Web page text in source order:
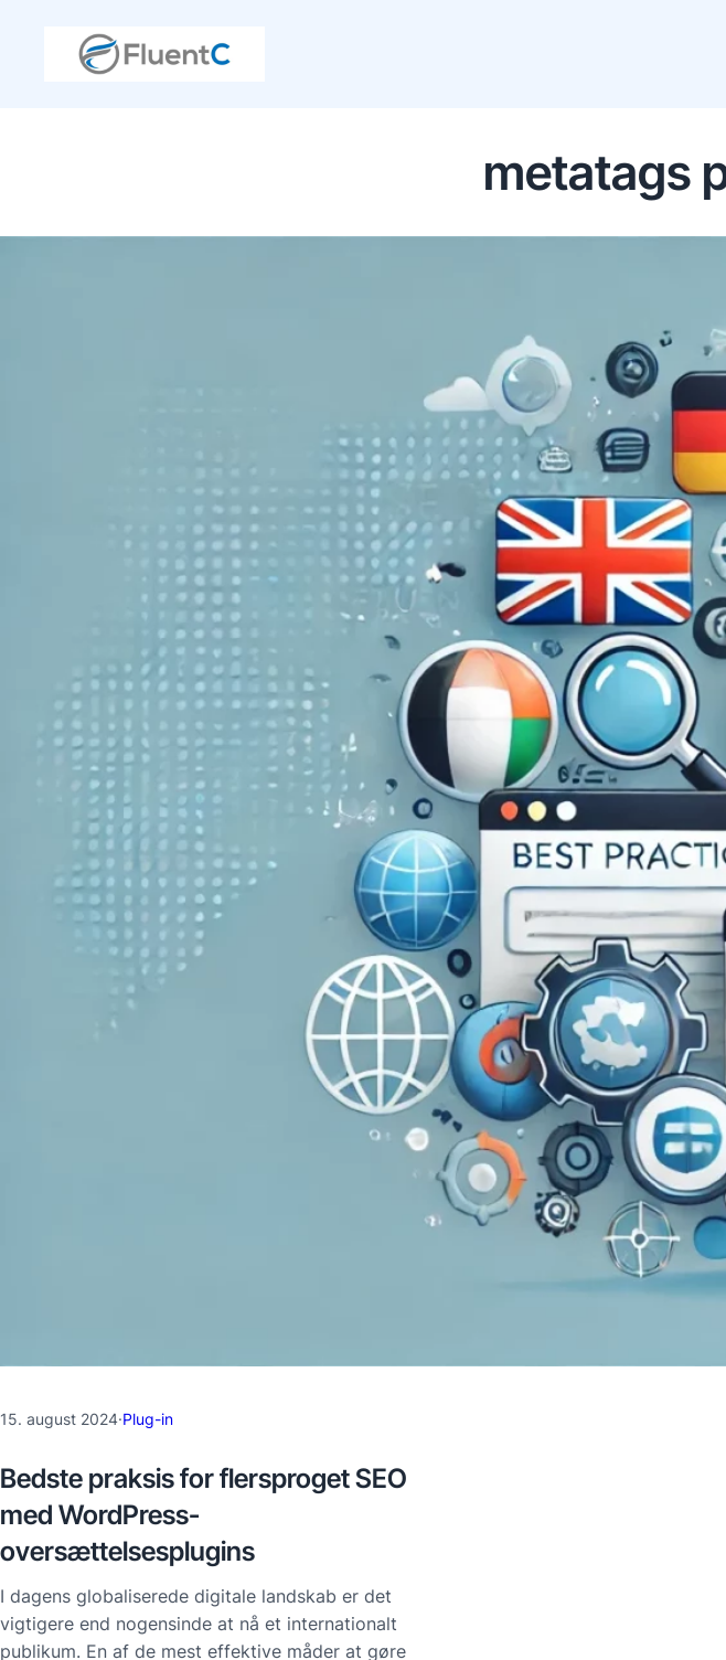
metatags
15. august 2024·Plug-in
Bedste praksis for flersproget SEO
med WordPress-
oversættelsesplugins
I dagens globaliserede digitale landskab er det
vigtigere end nogensinde at nå et internationalt
publikum. En af de mest effektive måder at gøre